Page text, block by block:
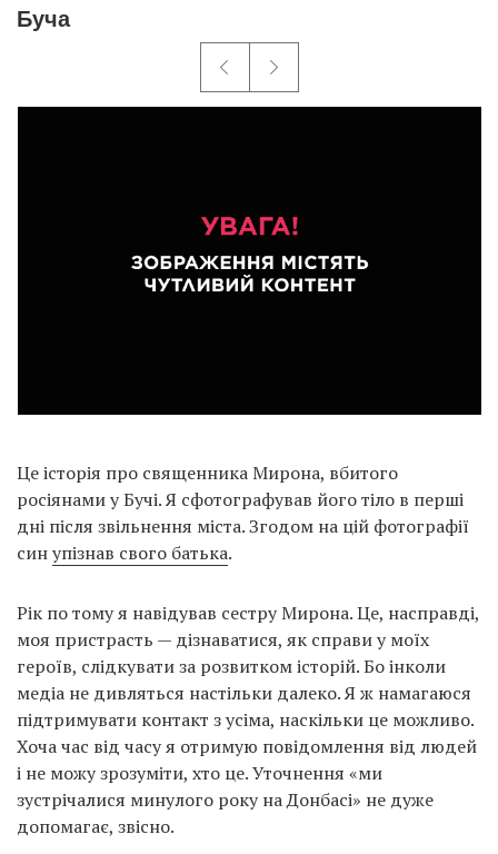
Буча
Це історія про священника Мирона, вбитого
росіянами у Бучі. Я сфотографував його тіло в перші
дні після звільнення міста. Згодом на цій фотографії
синупізнав свого батька.
Рік по тому я навідував сестру Мирона. Це, насправді,
моя пристрасть — дізнаватися, як справи у моїх
героїв, слідкувати за розвитком історій. Бо інколи
медіа не дивляться настільки далеко. Я ж намагаюся
підтримувати контакт з усіма, наскільки це можливо.
Хоча час від часу я отримую повідомлення від людей
і не можу зрозуміти, хто це. Уточнення «ми
зустрічалися минулого року на Донбасі» не дуже
допомагає, звісно.